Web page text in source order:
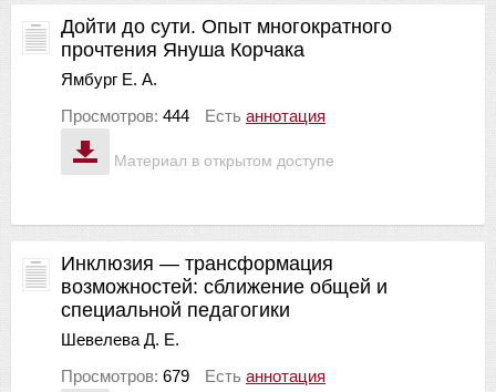
Материал в открытом доступе
Дойти до сути. Опыт многократного
прочтения Януша Корчака
Ямбург Е. А.
Просмотров: 444 Есть аннотация
Инклюзия — трансформация
возможностей: сближение общей и
специальной педагогики
Шевелева Д. Е.
Просмотров: 679 Есть аннотация